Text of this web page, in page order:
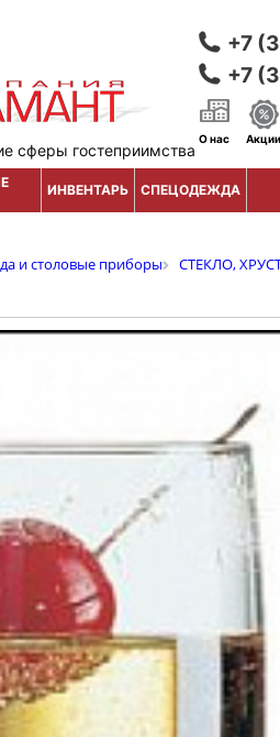
сферы гостеприимства
+7
+7
О нас Акции
ИНВЕНТАРЬ СПЕЦОДЕЖДА
и столовые приборы СТЕКЛО,